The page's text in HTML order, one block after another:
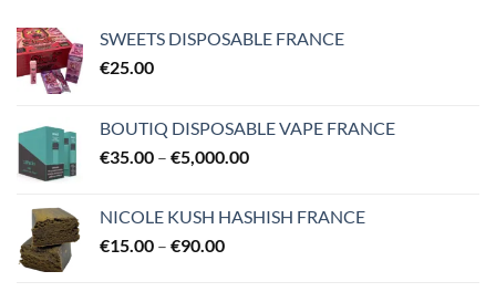
SWEETS DISPOSABLE FRANCE
€25.00
BOUTIQ DISPOSABLE VAPE FRANCE
€35.00 – €5,000.00Price
through
NICOLE KUSH HASHISH FRANCE
€15.00 – €90.00Price